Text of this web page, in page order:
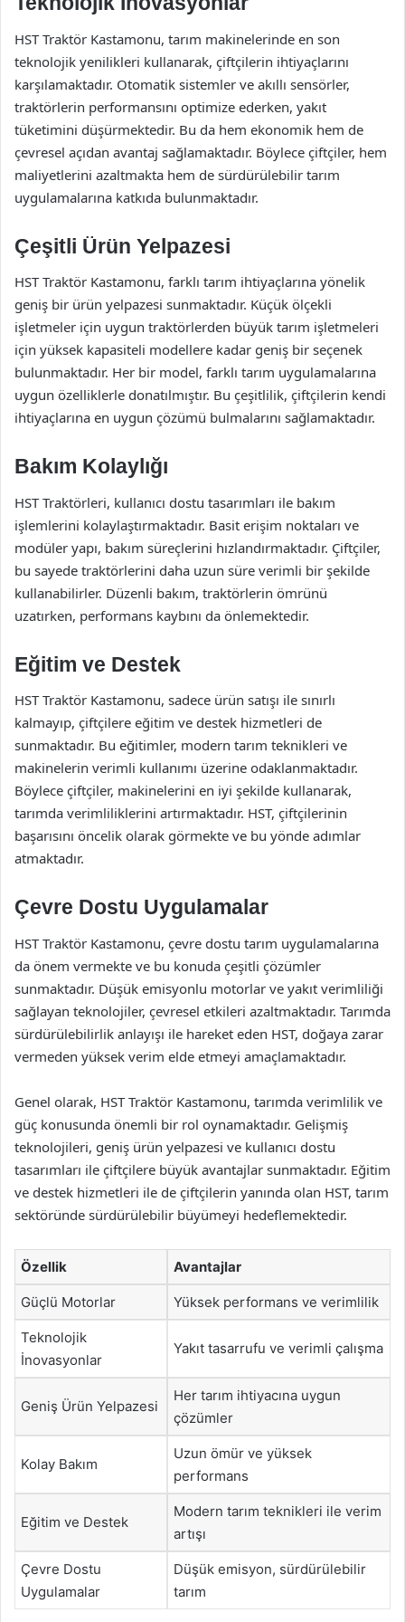
HST Traktör Kastamonu, tarım makinelerinde en son
teknolojik yenilikleri kullanarak, çiftçilerin ihtiyaçlarını
karşılamaktadır. Otomatik sistemler ve akıllı sensörler,
traktörlerin performansını optimize ederken, yakıt
tüketimini düşürmektedir. Bu da hem ekonomik hem de
çevresel açıdan avantaj sağlamaktadır. Böylece çiftçiler, hem
maliyetlerini azaltmakta hem de sürdürülebilir tarım
uygulamalarına katkıda bulunmaktadır.
Çeşitli Ürün Yelpazesi
HST Traktör Kastamonu, farklı tarım ihtiyaçlarına yönelik
geniş bir ürün yelpazesi sunmaktadır. Küçük ölçekli
işletmeler için uygun traktörlerden büyük tarım işletmeleri
için yüksek kapasiteli modellere kadar geniş bir seçenek
bulunmaktadır. Her bir model, farklı tarım uygulamalarına
uygun özelliklerle donatılmıştır. Bu çeşitlilik, çiftçilerin kendi
ihtiyaçlarına en uygun çözümü bulmalarını sağlamaktadır.
Bakım Kolaylığı
HST Traktörleri, kullanıcı dostu tasarımları ile bakım
işlemlerini kolaylaştırmaktadır. Basit erişim noktaları ve
modüler yapı, bakım süreçlerini hızlandırmaktadır. Çiftçiler,
bu sayede traktörlerini daha uzun süre verimli bir şekilde
kullanabilirler. Düzenli bakım, traktörlerin ömrünü
uzatırken, performans kaybını da önlemektedir.
Eğitim ve Destek
HST Traktör Kastamonu, sadece ürün satışı ile sınırlı
kalmayıp, çiftçilere eğitim ve destek hizmetleri de
sunmaktadır. Bu eğitimler, modern tarım teknikleri ve
makinelerin verimli kullanımı üzerine odaklanmaktadır.
Böylece çiftçiler, makinelerini en iyi şekilde kullanarak,
tarımda verimliliklerini artırmaktadır. HST, çiftçilerinin
başarısını öncelik olarak görmekte ve bu yönde adımlar
atmaktadır.
Çevre Dostu Uygulamalar
HST Traktör Kastamonu, çevre dostu tarım uygulamalarına
da önem vermekte ve bu konuda çeşitli çözümler
sunmaktadır. Düşük emisyonlu motorlar ve yakıt verimliliği
sağlayan teknolojiler, çevresel etkileri azaltmaktadır. Tarımda
sürdürülebilirlik anlayışı ile hareket eden HST, doğaya zarar
vermeden yüksek verim elde etmeyi amaçlamaktadır.
Genel olarak, HST Traktör Kastamonu, tarımda verimlilik ve
güç konusunda önemli bir rol oynamaktadır. Gelişmiş
teknolojileri, geniş ürün yelpazesi ve kullanıcı dostu
tasarımları ile çiftçilere büyük avantajlar sunmaktadır. Eğitim
ve destek hizmetleri ile de çiftçilerin yanında olan HST, tarım
sektöründe sürdürülebilir büyümeyi hedeflemektedir.
Özellik Avantajlar
Güçlü Motorlar Yüksek performans ve verimlilik
Teknolojik
İnovasyonlar
Yakıt tasarrufu ve verimli çalışma
Geniş Ürün Yelpazesi
Her tarım ihtiyacına uygun
çözümler
Kolay Bakım
Uzun ömür ve yüksek
performans
Eğitim ve Destek
Modern tarım teknikleri ile verim
artışı
Çevre Dostu
Uygulamalar
Düşük emisyon, sürdürülebilir
tarım